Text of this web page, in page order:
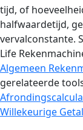
tijd, of
halfwaardetijd,
vervalconstante.
Life
Algemeen
gerelateerde
Willekeurige